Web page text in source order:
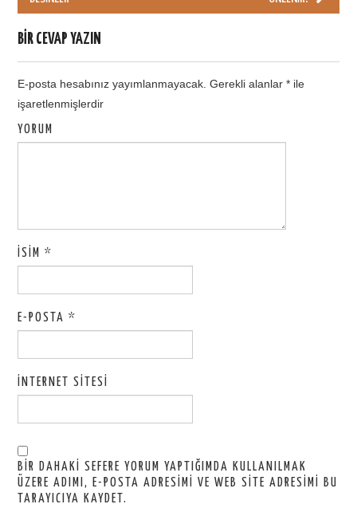
BIR CEVAP YAZIN
E-posta hesabınız yayımlanmayacak. Gerekli alanlar* ile
işaretlenmişlerdir
YORUM
İSIM*
E-POSTA*
İNTERNET SITESI
BIR DAHAKI SEFERE YORUM YAPTIĞIMDA KULLANILMAK
ÜZERE ADIMI, E-POSTA ADRESIMI VE WEB SITE ADRESIMI BU
TARAYICIYA KAYDET.